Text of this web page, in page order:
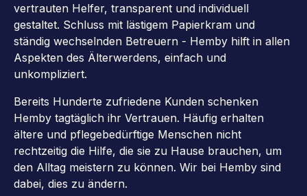
vertrauten Helfer, transparent und individuell
gestaltet. Schluss mit lästigem Papierkram und
ständig wechselnden Betreuern - Hemby hilft in allen
Aspekten des Älterwerdens, einfach und
unkompliziert.
Bereits Hunderte zufriedene Kunden schenken
Hemby tagtäglich ihr Vertrauen. Häufig erhalten
ältere und pflegebedürftige Menschen nicht
rechtzeitig die Hilfe, die sie zu Hause brauchen, um
den Alltag meistern zu können. Wir bei Hemby sind
dabei, dies zu ändern.